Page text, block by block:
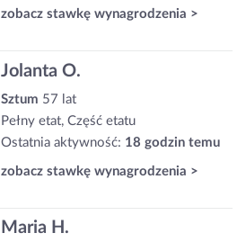
zobacz stawkę wynagrodzenia >
Jolanta O.
Sztum 57 lat
Pełny etat, Część etatu
Ostatnia aktywność: 18 godzin temu
zobacz stawkę wynagrodzenia >
Maria H.